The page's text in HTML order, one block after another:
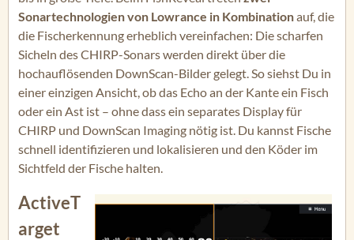
Sonartechnologien von Lowrance in Kombinationauf, die
die Fischerkennung erheblich vereinfachen: Die scharfen
Sicheln des CHIRP-Sonars werden direkt über die
hochauflösenden DownScan-Bilder gelegt. So siehst Du in
einer einzigen Ansicht, ob das Echo an der Kante ein Fisch
oder ein Ast ist – ohne dass ein separates Display für
CHIRP und DownScan Imaging nötig ist. Du kannst Fische
schnell identifizieren und lokalisieren und den Köder im
Sichtfeld der Fische halten.
ActiveT
arget